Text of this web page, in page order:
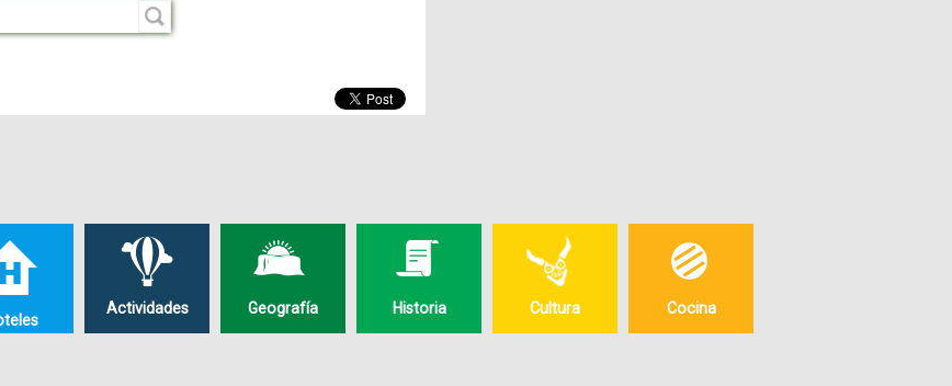
Actividades Geografía Historia Cultura Cocina